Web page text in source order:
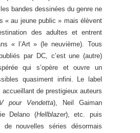
bandes dessinées du genre ne
« au jeune public » mais élèvent
des adultes et entrent
« l’Art » (le neuvième). Tous
par DC, c’est une (autre)
qui s’opère et ouvre un
quasiment infini. Le label
de prestigieux auteurs
V pour Vendetta), Neil Gaiman
Delano (Hellblazer), etc. puis
de nouvelles séries désormais